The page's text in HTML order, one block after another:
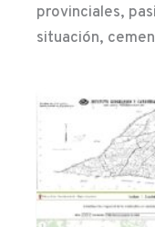
provinciales,
situación,